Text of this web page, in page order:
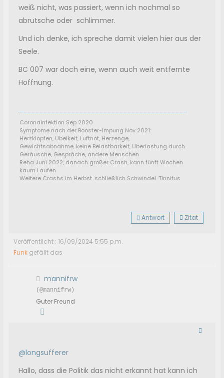
weiß nicht, was passiert, wenn ich nochmal so
abrutsche oder schlimmer.
Und ich denke, ich spreche damit vielen hier aus der
Seele.
BC 007 war doch eine, wenn auch weit entfernte
Hoffnung.
Coronainfektion Sep 2020
Symptome nach der Booster-Impung Nov 2021:
Herzklopfen, Übelkeit, Luftnot, Herzenge,
Gewichtsabnahme, keine Belastbarkeit, Überlastung durch
Geräusche, Gespräche, andere Menschen
Reha Juni 2022, danach großer Crash, kann fünft Wochen
kaum Laufen
Weitere Crashs im Herbst, schließlich Schwindel, Tinnitus,
Diagnose der Herzenge: Conorarspasmen
Antwort Zitat
Veröffentlicht : 16/09/2024 5:55 p.m.
Funk gefällt das
mannifrw
(@mannifrw)
Guter Freund
@longsufferer
Hallo, dass die Politik das nicht erkannt hat kann ich